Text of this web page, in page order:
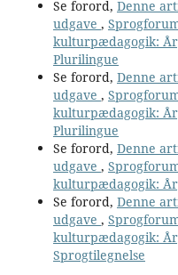
Se forord, Denne
udgave ,
kulturpædagogik:
Plurilingue
Se forord, Denne
udgave ,
kulturpædagogik:
Plurilingue
Se forord, Denne
udgave ,
kulturpædagogik:
Se forord, Denne
udgave ,
kulturpædagogik:
Sprogtilegnelse